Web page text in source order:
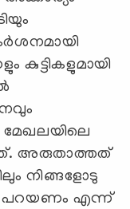
കുട്ടികളുമായി
അരുതാത്തത്‌
നിങ്ങളോടു
പറയണം എന്ന്